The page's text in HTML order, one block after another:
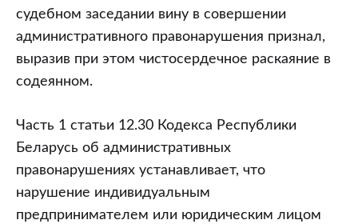
судебном заседании вину в совершении
административного правонарушения признал,
выразив при этом чистосердечное раскаяние в
содеянном.
Часть 1 статьи 12.30 Кодекса Республики
Беларусь об административных
правонарушениях устанавливает, что
нарушение индивидуальным
предпринимателем или юридическим лицом